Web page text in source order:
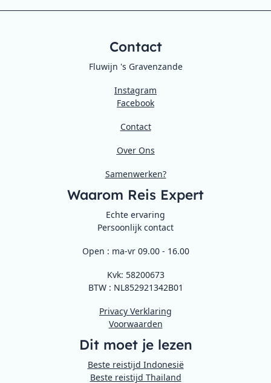
Contact
Fluwijn 's Gravenzande
Instagram
Facebook
Contact
Over Ons
Samenwerken?
Waarom Reis Expert
Echte ervaring
Persoonlijk contact
Open : ma-vr 09.00 - 16.00
Kvk: 58200673
BTW : NL852921342B01
Privacy Verklaring
Voorwaarden
Dit moet je lezen
Beste reistijd Indonesië
Beste reistijd Thailand